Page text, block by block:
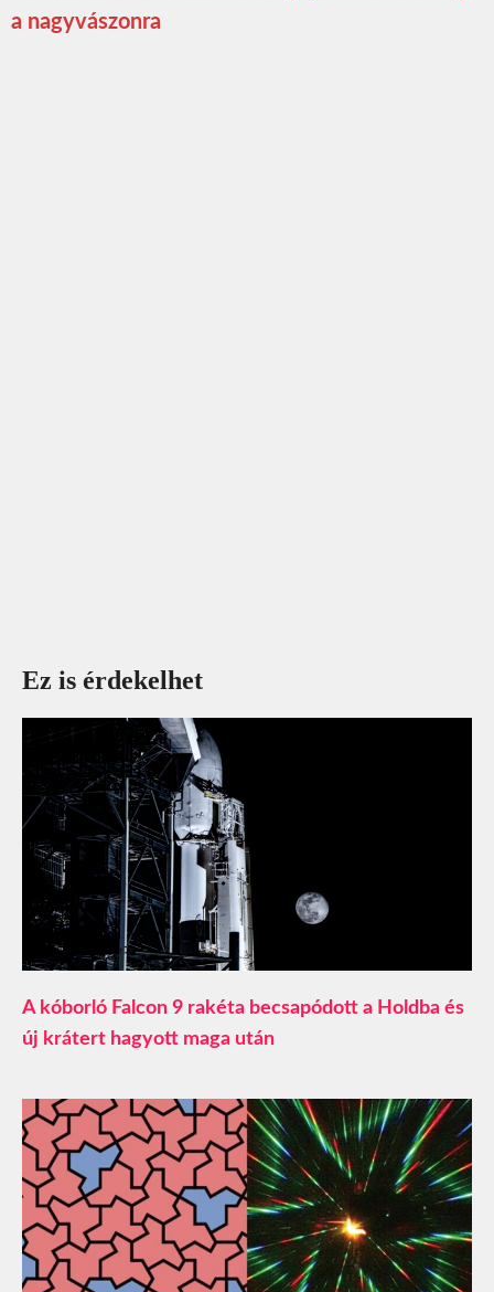
a nagyvászonra
Ez is érdekelhet
A kóborló Falcon 9 rakéta becsapódott a Holdba és
új krátert hagyott maga után